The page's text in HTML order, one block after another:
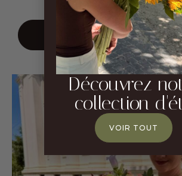
CHF 40.00
AJOUTER AU
Découvrez
collection
VOIR TOUT